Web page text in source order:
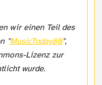
"MusicToday80",
Lizenz zur
wurde.